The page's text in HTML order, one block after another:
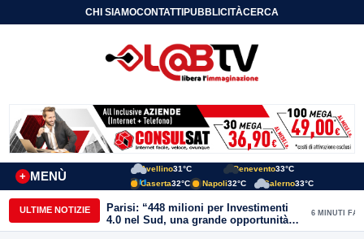
CHI SIAMOCONTATTIPUBBLICITÀCERCA
MENÙ
+
Avellino31°C Benevento33°C
Caserta32°C Napoli32°C Salerno33°C
ULTIME NOTIZIE
Parisi: “448 milioni per Investimenti
4.0 nel Sud, una grande opportunità
anche per il Sannio”
6 MINUTI FA